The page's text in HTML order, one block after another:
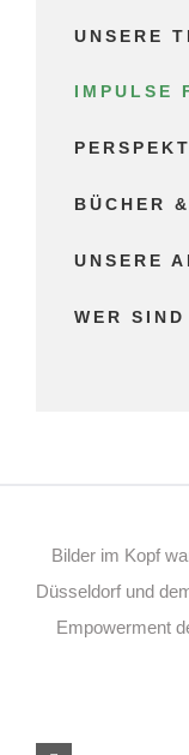
UNSERE
IMPULSE
BÜCHER
UNSERE
WER
Bilder im Kopf
Düsseldorf und
Empowerment